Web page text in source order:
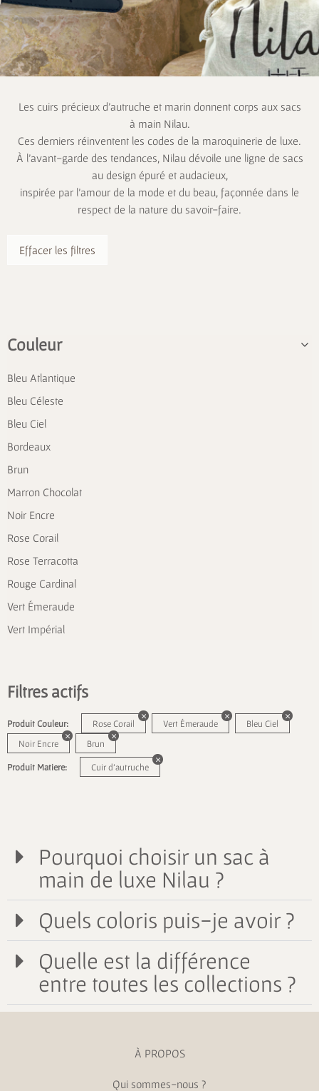
Les cuirs précieux d’autruche et marin donnent corps aux sacs
à main Nilau.
Ces derniers réinventent les codes de la maroquinerie de luxe.
À l’avant-garde des tendances, Nilau dévoile une ligne de sacs
au design épuré et audacieux,
inspirée par l’amour de la mode et du beau, façonnée dans le
respect de la nature du savoir-faire.
Effacer les filtres
Couleur
Bleu Atlantique
Bleu Céleste
Bleu Ciel
Bordeaux
Brun
Marron Chocolat
Noir Encre
Rose Corail
Rose Terracotta
Rouge Cardinal
Vert Émeraude
Vert Impérial
Filtres actifs
Produit Couleur: Rose Corail Vert Émeraude
Bleu Ciel
Noir Encre
Brun
Produit Matiere: Cuir d'autruche
Pourquoi choisir un sac à
main de luxe Nilau ?
Quels coloris puis-je avoir ?
Quelle est la différence
entre toutes les collections ?
À PROPOS
Qui sommes-nous ?